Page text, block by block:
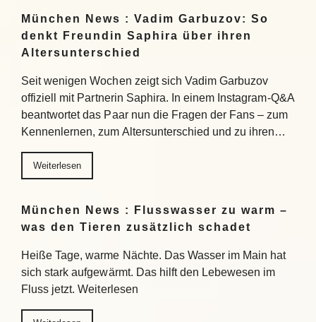
München News : Vadim Garbuzov: So
denkt Freundin Saphira über ihren
Altersunterschied
Seit wenigen Wochen zeigt sich Vadim Garbuzov
offiziell mit Partnerin Saphira. In einem Instagram-Q&A
beantwortet das Paar nun die Fragen der Fans – zum
Kennenlernen, zum Altersunterschied und zu ihren…
Weiterlesen
München News : Flusswasser zu warm –
was den Tieren zusätzlich schadet
Heiße Tage, warme Nächte. Das Wasser im Main hat
sich stark aufgewärmt. Das hilft den Lebewesen im
Fluss jetzt. Weiterlesen